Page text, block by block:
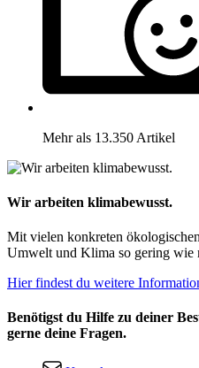
Mehr als 13.350 Artikel
Wir arbeiten klimabewusst.
Mit vielen konkreten
Umwelt und Klima so gering wie
Hier findest du weitere
Benötigst du Hilfe zu deiner
gerne deine Fragen.